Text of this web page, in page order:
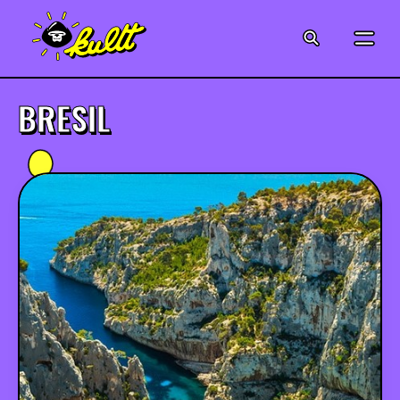
CRÉATION
ART
JEUX-VIDÉO
VINTAGE
BRESIL